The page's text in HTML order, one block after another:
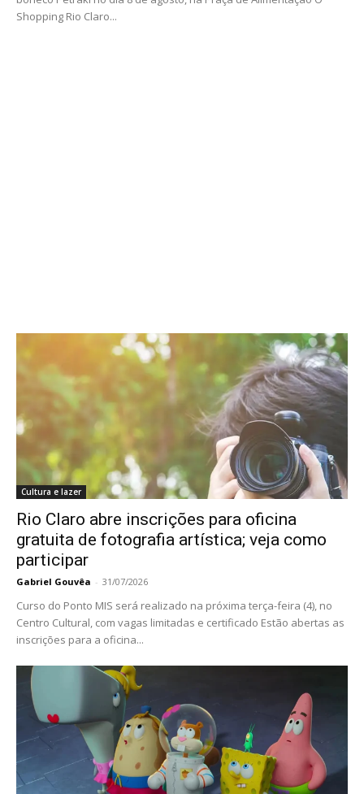
Shopping Rio Claro...
Cultura e lazer
Rio Claro abre inscrições para oficina
gratuita de fotografia artística; veja como
participar
Gabriel Gouvêa - 31/07/2026
Curso do Ponto MIS será realizado na próxima terça-feira (4), no
Centro Cultural, com vagas limitadas e certificado Estão abertas as
inscrições para a oficina...